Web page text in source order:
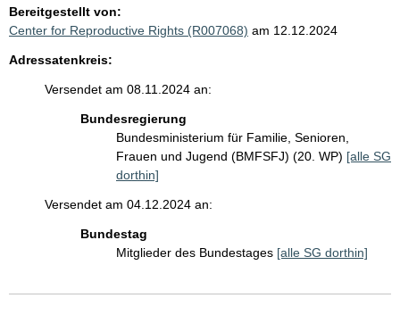
Bereitgestellt von:
Center for Reproductive Rights (R007068) am 12.12.2024
Adressatenkreis:
Versendet am 08.11.2024 an:
Bundesregierung
Bundesministerium für Familie, Senioren,
Frauen und Jugend (BMFSFJ) (20. WP) [alle SG
dorthin]
Versendet am 04.12.2024 an:
Bundestag
Mitglieder des Bundestages [alle SG dorthin]